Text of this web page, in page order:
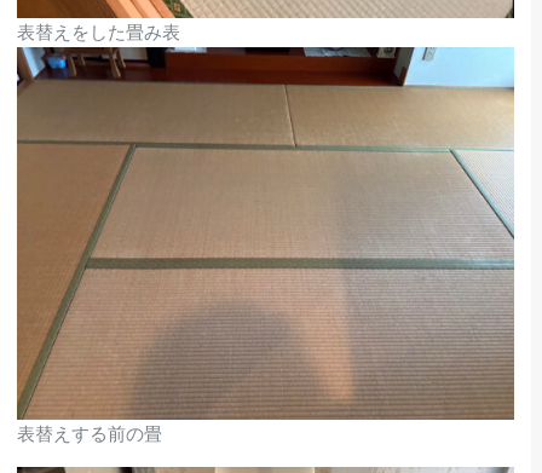
表替えをした畳み表
表替えする前の畳